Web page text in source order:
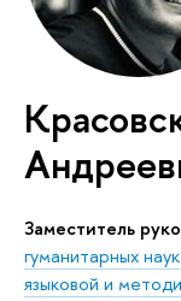
Заместитель
гуманитарных наук
языковой и